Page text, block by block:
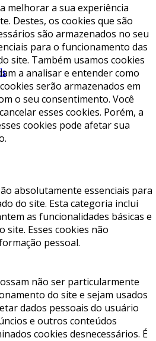
melhorar a sua experiência
Destes, os cookies que são
são armazenados no seu
para o funcionamento das
site. Também usamos cookies
a analisar e entender como
serão armazenados em
o seu consentimento. Você
esses cookies. Porém, a
cookies pode afetar sua
absolutamente essenciais para
do site. Esta categoria inclui
as funcionalidades básicas e
site. Esses cookies não
pessoal.
não ser particularmente
do site e sejam usados
dados pessoais do usuário
e outros conteúdos
cookies desnecessários. É